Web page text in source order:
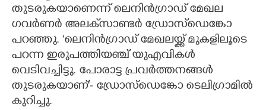
തുടരുകയാണെന്ന് ലെനിൻഗ്രാഡ് മേഖല
ഗവർണർ അലക്‌സാണ്ടർ ഡ്രോസ്‌ഡെങ്കോ
പറഞ്ഞു. 'ലെനിൻഗ്രാഡ് മേഖലയ്ക്ക് മുകളിലൂടെ
പറന്ന ഇരുപത്തിയഞ്ച് യുഎവികൾ
വെടിവച്ചിട്ടു. പോരാട്ട പ്രവർത്തനങ്ങൾ
തുടരുകയാണ്'- ഡ്രോസ്ഡെങ്കോ ടെലിഗ്രാമിൽ
കുറിച്ചു.